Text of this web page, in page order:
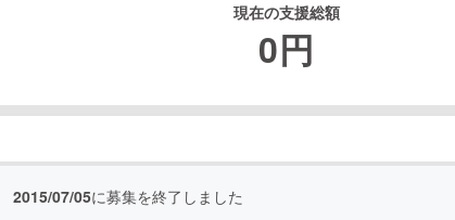
現在の支援総額
0円
2015/07/05に募集を終了しました